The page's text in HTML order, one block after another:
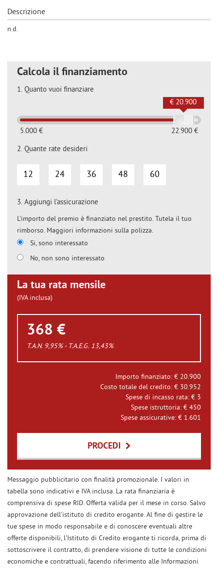
Descrizione
n.d.
Calcola il finanziamento
1. Quanto vuoi finanziare
5.000 € 22.900 €
€ 20.900
2. Quante rate desideri
12 24 36 48 60
3. Aggiungi l'assicurazione
L'importo del premio è finanziato nel prestito. Tutela il tuo
rimborso. Maggiori informazioni sulla polizza.
Si, sono interessato
No, non sono interessato
La tua rata mensile
(IVA inclusa)
368 €
T.A.N. 9,95% - T.A.E.G. 13,43%
Importo finanziato: € 20.900
Costo totale del credito: € 30.952
Spese di incasso rata: € 3
Spese istruttoria: € 450
Spese assicurative: € 1.601
PROCEDI
Contattaci
Messaggio pubblicitario con finalità promozionale. I valori in
tabella sono indicativi e IVA inclusa. La rata finanziaria è
comprensiva di spese RID. Offerta valida per il mese in corso. Salvo
approvazione dell'istituto di credito erogante. Al fine di gestire le
tue spese in modo responsabile e di conoscere eventuali altre
offerte disponibili, l'Istituto di Credito erogante ti ricorda, prima di
sottoscrivere il contratto, di prendere visione di tutte le condizioni
economiche e contrattuali, facendo riferimento alle Informazioni